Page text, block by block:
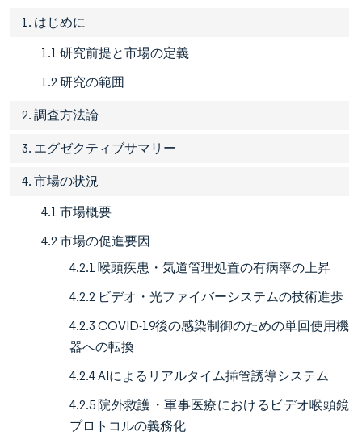
1. はじめに
1.1 研究前提と市場の定義
1.2 研究の範囲
2. 調査方法論
3. エグゼクティブサマリー
4. 市場の状況
4.1 市場概要
4.2 市場の促進要因
4.2.1 喉頭疾患・気道管理処置の有病率の上昇
4.2.2 ビデオ・光ファイバーシステムの技術進歩
4.2.3 COVID-19後の感染制御のための単回使用機
器への転換
4.2.4 AIによるリアルタイム挿管誘導システム
4.2.5 院外救護・軍事医療におけるビデオ喉頭鏡
プロトコルの義務化